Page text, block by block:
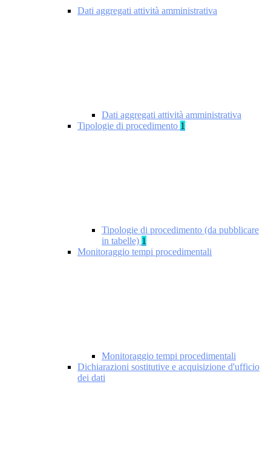
Dati aggregati attività amministrativa
Dati aggregati attività amministrativa
Tipologie di procedimento 1
Tipologie di procedimento (da pubblicare
in tabelle) 1
Monitoraggio tempi procedimentali
Monitoraggio tempi procedimentali
Dichiarazioni sostitutive e acquisizione d'ufficio
dei dati